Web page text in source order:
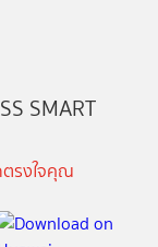
SMART
ตรงใจคุณ